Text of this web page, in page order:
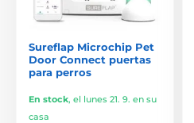
Sureflap Microchip Pet
Door Connect puertas
para perros
En stock, el lunes 21. 9. en su
casa